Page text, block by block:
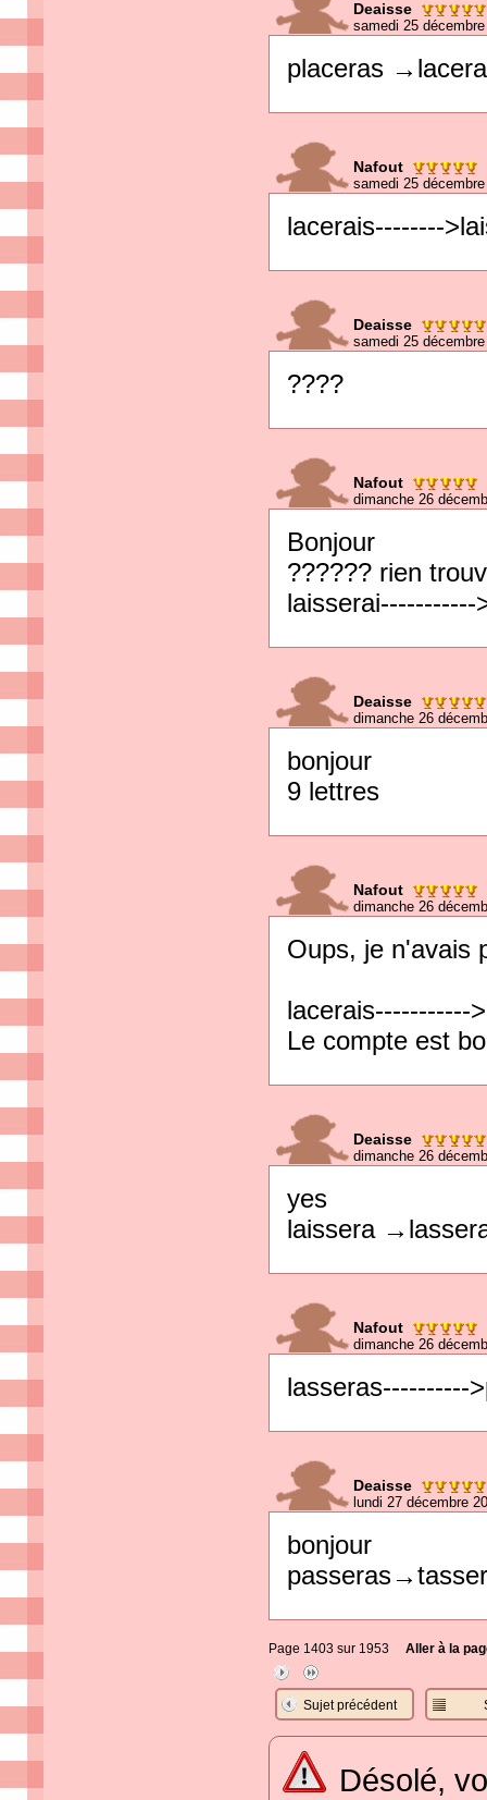
Deaisse
samedi 25
placeras
Nafout
samedi 25
lacerais--------
Deaisse
samedi 25
????
Nafout
dimanche 26
Bonjour
?????? rien
laisserai-----------
Deaisse
dimanche 26
bonjour
9 lettres
Nafout
dimanche 26
Oups, je n'avais
lacerais-----------
Le compte est
Deaisse
dimanche 26
yes
laissera
Nafout
dimanche 26
lasseras----------
Deaisse
lundi 27 décembre
bonjour
Page 1403 sur 1953 Aller à la
Sujet précédent
Désolé,